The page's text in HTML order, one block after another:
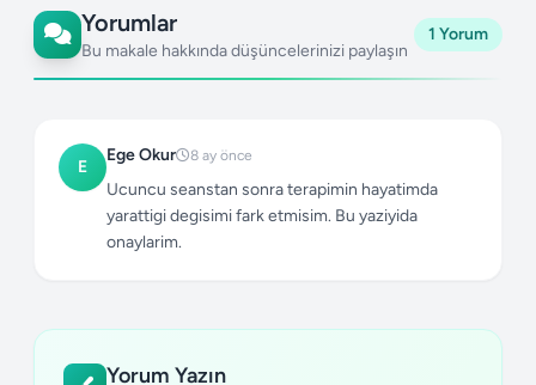
Yorumlar
Bu makale hakkında düşüncelerinizi paylaşın
1 Yorum
E
Ege Okur 8 ay önce
Ucuncu seanstan sonra terapimin hayatimda
yarattigi degisimi fark etmisim. Bu yaziyida
onaylarim.
Yorum Yazın